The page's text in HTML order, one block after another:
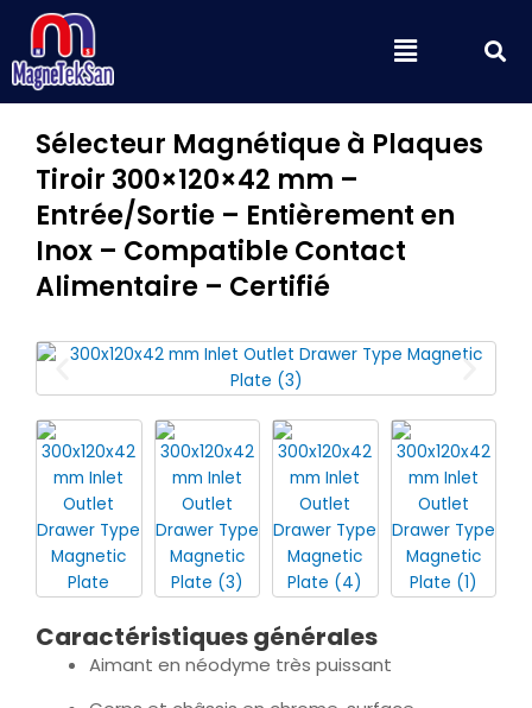
contenu
Menu
Sélecteur Magnétique à Plaques
Tiroir 300×120×42 mm –
Entrée/Sortie – Entièrement en
Inox – Compatible Contact
Alimentaire – Certifié
Caractéristiques générales
Aimant en néodyme très puissant